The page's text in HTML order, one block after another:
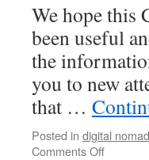
We hope this
been useful
the
you to new
that …
Posted in digital
Comments Offon